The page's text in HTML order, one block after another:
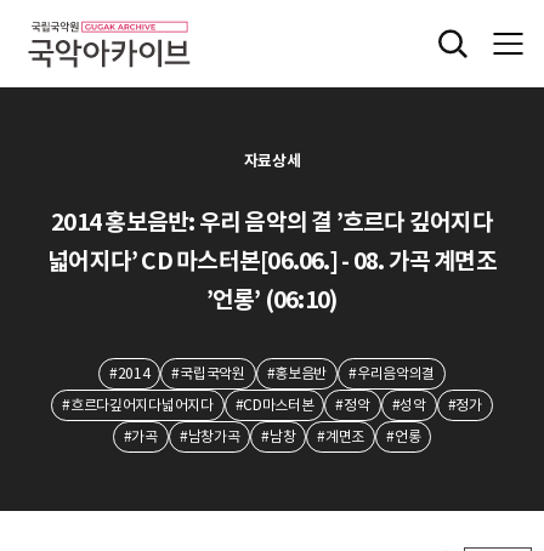
자료상세
2014 홍보음반: 우리 음악의 결 ’흐르다 깊어지다
넓어지다’ CD 마스터본[06.06.] - 08. 가곡 계면조
’언롱’ (06:10)
#2014 #국립국악원 #홍보음반
#우리음악의결
#흐르다깊어지다넓어지다
#CD마스터본 #정악 #성악
#정가
#가곡
#남창가곡 #남창 #계면조 #언롱